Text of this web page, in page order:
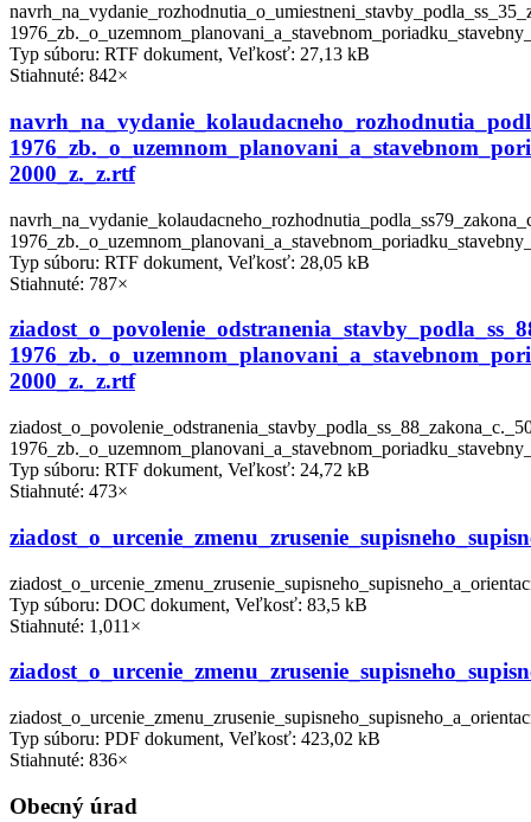
Typ súboru: RTF dokument, Veľkosť: 27,13 kB
Stiahnuté: 842×
2000_z._z.rtf
Typ súboru: RTF dokument, Veľkosť: 28,05 kB
Stiahnuté: 787×
2000_z._z.rtf
Typ súboru: RTF dokument, Veľkosť: 24,72 kB
Stiahnuté: 473×
Typ súboru: DOC dokument, Veľkosť: 83,5 kB
Stiahnuté: 1,011×
Typ súboru: PDF dokument, Veľkosť: 423,02 kB
Stiahnuté: 836×
Obecný úrad